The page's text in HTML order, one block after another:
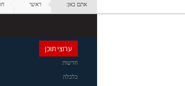
אתם כאן: ראשי
ערוצי תוכן
חדשות
כלכלה